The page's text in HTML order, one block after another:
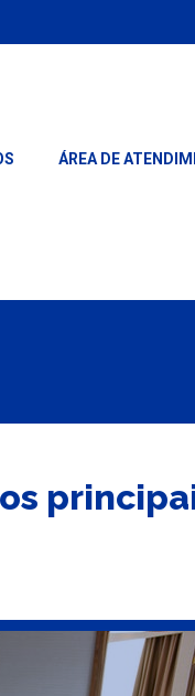
PERSIANAS
ÁREA DE